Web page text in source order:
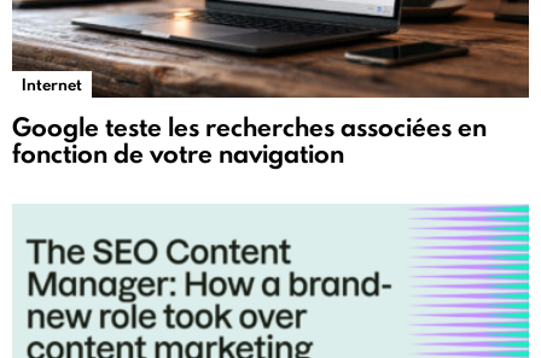
Internet
Google teste les recherches associées en
fonction de votre navigation